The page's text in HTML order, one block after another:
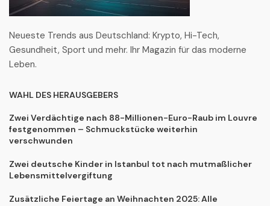
Neueste Trends aus Deutschland: Krypto, Hi-Tech,
Gesundheit, Sport und mehr. Ihr Magazin für das moderne
Leben.
WAHL DES HERAUSGEBERS
Zwei Verdächtige nach 88-Millionen-Euro-Raub im Louvre
festgenommen – Schmuckstücke weiterhin
verschwunden
Zwei deutsche Kinder in Istanbul tot nach mutmaßlicher
Lebensmittelvergiftung
Zusätzliche Feiertage an Weihnachten 2025: Alle